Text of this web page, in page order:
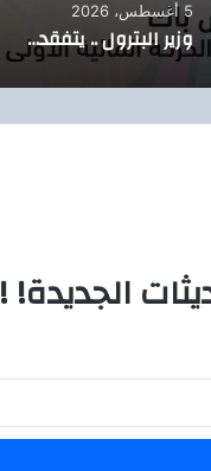
5 أغسطس، 2026
وزير البترول .. يتفقد حقل البركة بأسوان ويتابع خطة إعادة الآبار المتوقفة للإنتاج
الجديدة! !